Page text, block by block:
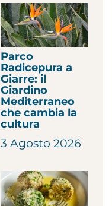
Parco
Radicepura a
Giarre: il
Giardino
Mediterraneo
che cambia la
cultura
3 Agosto 2026